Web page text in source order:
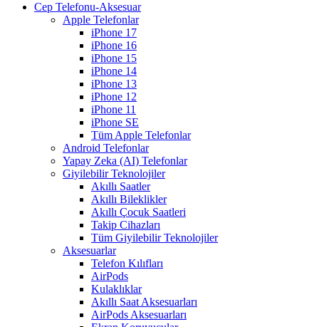
Cep Telefonu-Aksesuar
Apple Telefonlar
iPhone 17
iPhone 16
iPhone 15
iPhone 14
iPhone 13
iPhone 12
iPhone 11
iPhone SE
Tüm Apple Telefonlar
Android Telefonlar
Yapay Zeka (AI) Telefonlar
Giyilebilir Teknolojiler
Akıllı Saatler
Akıllı Bileklikler
Akıllı Çocuk Saatleri
Takip Cihazları
Tüm Giyilebilir Teknolojiler
Aksesuarlar
Telefon Kılıfları
AirPods
Kulaklıklar
Akıllı Saat Aksesuarları
AirPods Aksesuarları